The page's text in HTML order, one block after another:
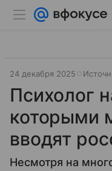
24 декабря 2025
Психолог
которыми
вводят
Несмотря на